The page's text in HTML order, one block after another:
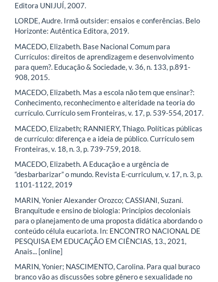
Editora UNIJUÍ, 2007.
LORDE, Audre. Irmã outsider: ensaios e conferências. Belo
Horizonte: Autêntica Editora, 2019.
MACEDO, Elizabeth. Base Nacional Comum para
Currículos: direitos de aprendizagem e desenvolvimento
para quem?. Educação & Sociedade, v. 36, n. 133, p.891-
908, 2015.
MACEDO, Elizabeth. Mas a escola não tem que ensinar?:
Conhecimento, reconhecimento e alteridade na teoria do
currículo. Currículo sem Fronteiras, v. 17, p. 539-554, 2017.
MACEDO, Elizabeth; RANNIERY, Thiago. Políticas públicas
de currículo: diferença e a ideia de público. Currículo sem
Fronteiras, v. 18, n. 3, p. 739-759, 2018.
MACEDO, Elizabeth. A Educação e a urgência de
“desbarbarizar” o mundo. Revista E-curriculum, v. 17, n. 3, p.
1101-1122, 2019
MARIN, Yonier Alexander Orozco; CASSIANI, Suzani.
Branquitude e ensino de biologia: Princípios decoloniais
para o planejamento de uma proposta didática abordando o
conteúdo célula eucariota. In: ENCONTRO NACIONAL DE
PESQUISA EM EDUCAÇÃO EM CIÊNCIAS, 13., 2021,
Anais... [online]
MARIN, Yonier; NASCIMENTO, Carolina. Para qual buraco
branco vão as discussões sobre gênero e sexualidade no